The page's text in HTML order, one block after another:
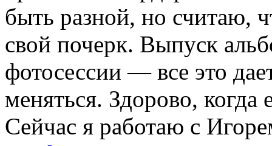
быть разной, но считаю,
свой почерк. Выпуск
фотосессии — все это
меняться. Здорово, когда
Сейчас я работаю с